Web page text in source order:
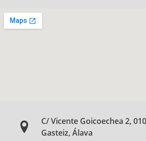
C/ Vicente Goicoechea 2,
Gasteiz, Álava